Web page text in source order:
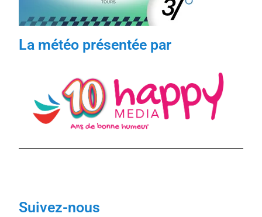
La météo présentée par
Suivez-nous